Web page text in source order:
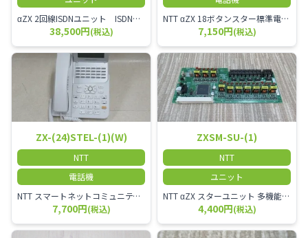
αZX 2回線ISDNユニット ISDN回線を2本収容可能です。
38,500円(税込)
NTT αZX 18ボタンスター標準電話機(白)
7,150円(税込)
ZX-(24)STEL-(1)(W)
NTT
電話機
NTT スマートネットコミュニティαZX 24ボタンスター標準電話機
7,700円(税込)
ZXSM-SU-(1)
NTT
ユニット
NTT αZX スターユニット 多機能電話機ユニット
4,400円(税込)